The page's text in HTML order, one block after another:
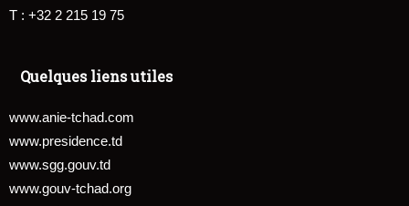
T : +32 2 215 19 75
Quelques liens utiles
www.anie-tchad.com
www.presidence.td
www.sgg.gouv.td
www.gouv-tchad.org